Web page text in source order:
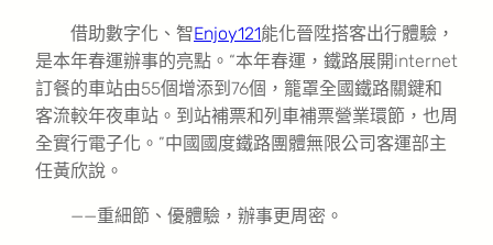
借助數字化、智Enjoy121能化晉陞搭客出行體驗，
是本年春運辦事的亮點。“本年春運，鐵路展開internet
訂餐的車站由55個增添到76個，籠罩全國鐵路關鍵和
客流較年夜車站。到站補票和列車補票營業環節，也周
全實行電子化。”中國國度鐵路團體無限公司客運部主
任黃欣說。
——重細節、優體驗，辦事更周密。